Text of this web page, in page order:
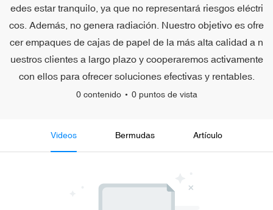
edes estar tranquilo, ya que no representará riesgos eléctri
cos. Además, no genera radiación. Nuestro objetivo es ofre
cer empaques de cajas de papel de la más alta calidad a n
uestros clientes a largo plazo y cooperaremos activamente
con ellos para ofrecer soluciones efectivas y rentables.
0 contenido 0 puntos de vista
Videos Bermudas Artículo